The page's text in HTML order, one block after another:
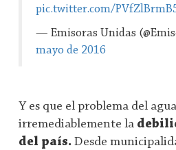
pic.twitter.com/
— Emisoras Unidas
mayo de 2016
Y es que el problema del
irremediablemente la
del país. Desde